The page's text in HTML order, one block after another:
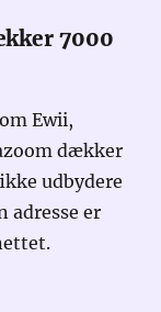
7000
Ewii,
dækker
udbydere
adresse er